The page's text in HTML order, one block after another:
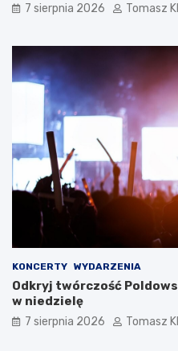
7 sierpnia 2026 Tomasz
KONCERTY WYDARZENIA
Odkryj twórczość
w niedzielę
7 sierpnia 2026 Tomasz